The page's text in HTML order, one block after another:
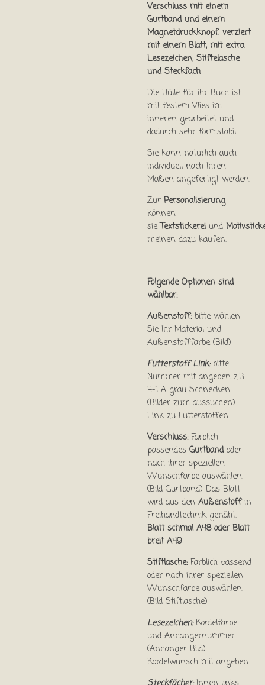
Verschluss mit einem
Gurtband und einem
Magnetdruckknopf, verziert
mit einem Blatt, mit extra
Lesezeichen, Stiftelasche
und Steckfach
Die Hülle für ihr Buch ist
mit festem Vlies im
inneren gearbeitet und
dadurch sehr formstabil.
Sie kann natürlich auch
individuell nach Ihren
Maßen angefertigt werden.
Zur Personalisierung
können
sieTextstickereiund
meinen dazu kaufen.
Folgende Optionen sind
wählbar:
Außenstoff: bitte wählen
Sie Ihr Material und
Außenstofffarbe (Bild)
Futterstoff Link:bitte
Nummer mit angeben z.B
4-1 A grau Schnecken
(Bilder zum aussuchen)
Link zu Futterstoffen
Verschluss: Farblich
passendes Gurtband oder
nach ihrer speziellen
Wunschfarbe auswählen.
(Bild Gurtband) Das Blatt
wird aus den Außenstoffin
Freihandtechnik genäht.
Blatt schmal A48 oder Blatt
breit A49
Stiftlasche:Farblich passend
oder nach ihrer speziellen
Wunschfarbe auswählen.
(Bild Stiftlasche)
Lesezeichen:Kordelfarbe
und Anhängernummer
(Anhänger Bild)
Kordelwunsch mit angeben.